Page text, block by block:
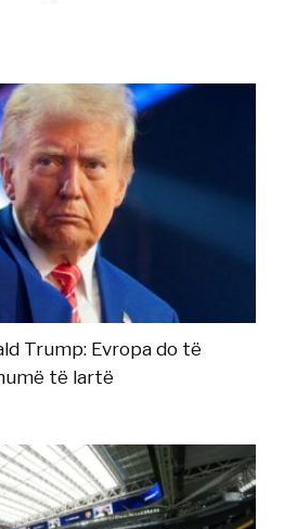
Trump: Evropa do të
të lartë